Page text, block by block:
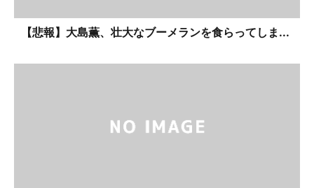
【悲報】大島薫、壮大なブーメランを食らってしま...